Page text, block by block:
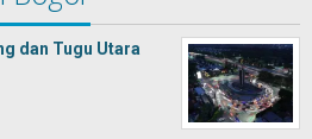
dan Tugu Utara